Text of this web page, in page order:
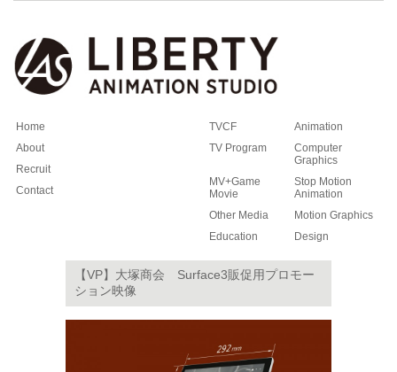
Home
About
Recruit
Contact
TVCF
Animation
TV Program
Computer
Graphics
MV+Game
Movie
Stop Motion
Animation
Other Media
Motion Graphics
Education
Design
【VP】大塚商会 Surface3販促用プロモー
ション映像